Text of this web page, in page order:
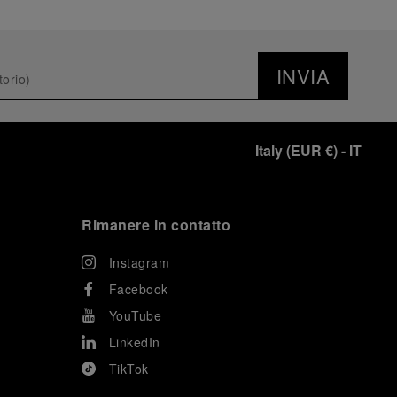
INVIA
Italy(EUR €)- IT
Rimanere in contatto
Instagram
Facebook
YouTube
LinkedIn
TikTok